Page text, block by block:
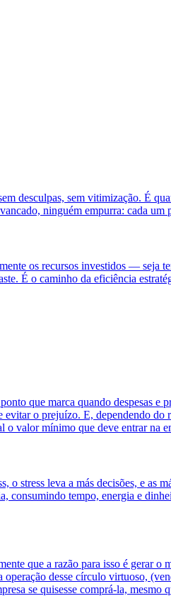
desculpas, sem vitimização. É
ninguém empurra: cada um
os recursos investidos — seja
É o caminho da eficiência
que marca quando despesas
o prejuízo. E, dependendo
valor mínimo que deve entrar na
stress leva a más decisões, e as
tempo, energia e
que a razão para isso é gerar
desse círculo virtuoso,
se quisesse comprá-la, mesmo